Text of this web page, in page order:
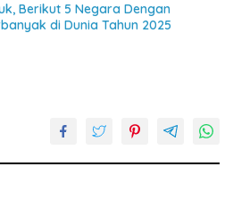
Berikut 5 Negara Dengan
di Dunia Tahun 2025